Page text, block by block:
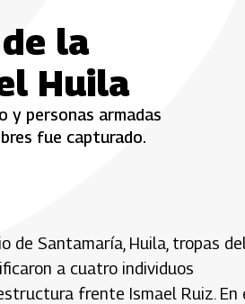
la
Huila
y personas armadas
fue capturado.
de Santamaría, Huila, tropas
a cuatro individuos
frente Ismael Ruiz. En